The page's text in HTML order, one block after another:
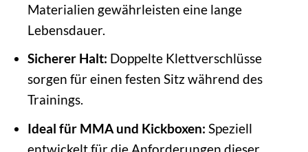
Materialien gewährleisten eine lange
Lebensdauer.
Sicherer Halt: Doppelte Klettverschlüsse
sorgen für einen festen Sitz während des
Trainings.
Ideal für MMA und Kickboxen: Speziell
entwickelt für die Anforderungen dieser